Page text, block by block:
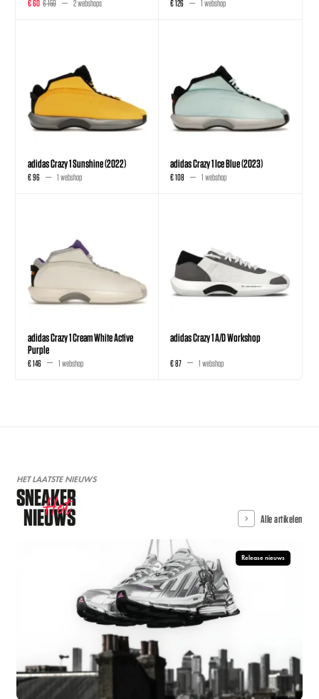
€ 60 € 150 2 webshops € 126 1 webshop
adidas Crazy 1 Sunshine (2022)
€ 96 1 webshop
adidas Crazy 1 Ice Blue (2023)
€ 108 1 webshop
adidas Crazy 1 Cream White Active
Purple
€ 146 1 webshop
adidas Crazy 1 A/D Workshop
€ 87 1 webshop
HET LAATSTE NIEUWS
SNEAKER
NIEUWS
Hot Alle artikelen
Release nieuws